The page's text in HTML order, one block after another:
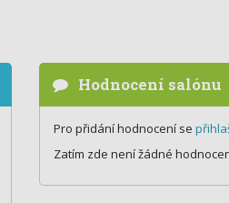
Hodnocení salónu
Pro přidání hodnocení se
Zatím zde není žádné